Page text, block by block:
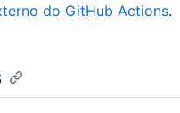
do GitHub Actions.